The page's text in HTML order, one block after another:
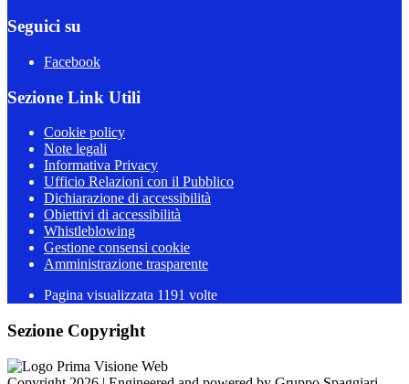
Seguici su
Facebook
Sezione Link Utili
Cookie policy
Note legali
Informativa Privacy
Ufficio Relazioni con il Pubblico
Dichiarazione di accessibilità
Obiettivi di accessibilità
Whistleblowing
Gestione consensi cookie
Amministrazione trasparente
Pagina visualizzata 1191 volte
Sezione Copyright